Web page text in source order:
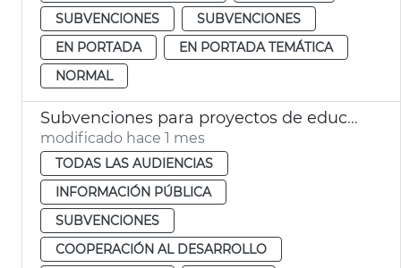
SUBVENCIONES
SUBVENCIONES
EN PORTADA
EN PORTADA TEMÁTICA
NORMAL
Subvenciones para proyectos de educación para el desarrollo y la ciudadanía global 2026
modificado hace 1 mes
TODAS LAS AUDIENCIAS
INFORMACIÓN PÚBLICA
SUBVENCIONES
COOPERACIÓN AL DESARROLLO